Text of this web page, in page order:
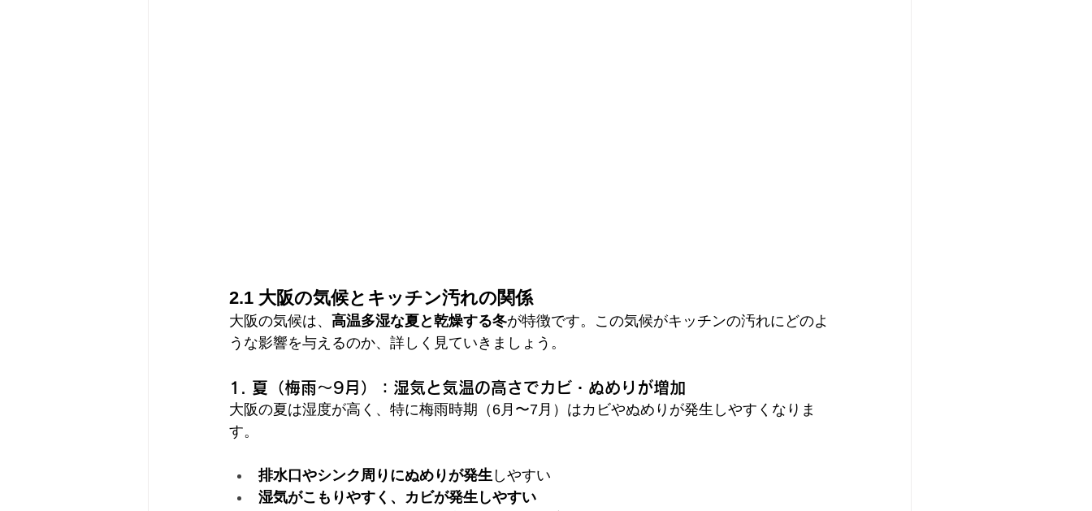
2.1 大阪の気候とキッチン汚れの関係
大阪の気候は、 高温多湿な夏と乾燥する冬が特徴です。この気候がキッチンの汚れにどのよ
うな影響を与えるのか、詳しく見ていきましょう。
1. 夏（梅雨〜9月）：湿気と気温の高さでカビ・ぬめりが増加
大阪の夏は湿度が高く、特に梅雨時期（6月〜7月）はカビやぬめりが発生しやすくなりま
す。
排水口やシンク周りにぬめりが発生 しやすい
湿気がこもりやすく、カビが発生しやすい